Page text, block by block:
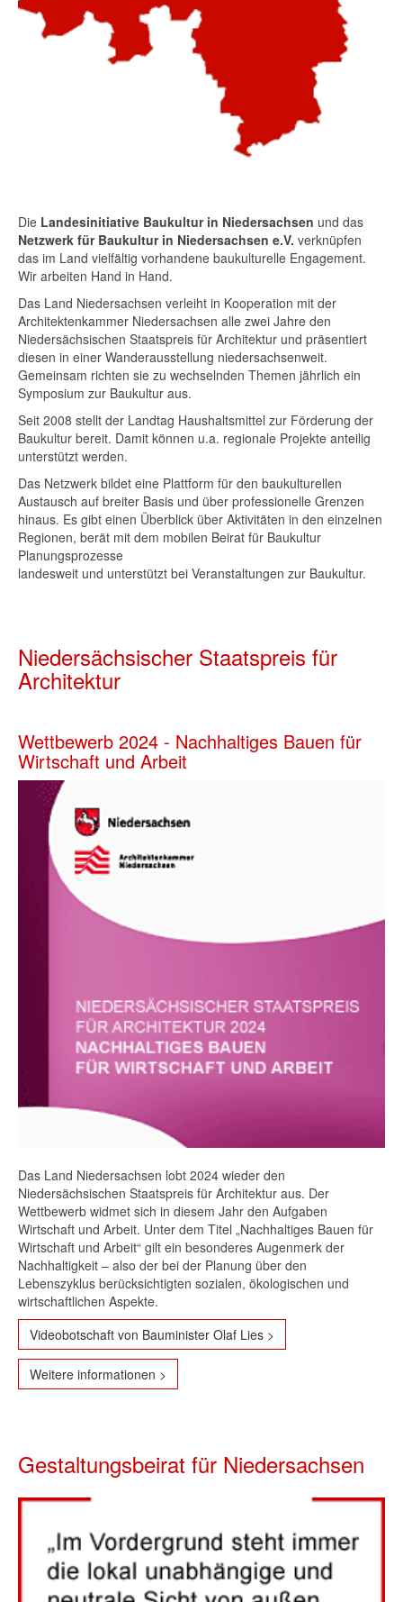
Die Landesinitiative Baukultur in Niedersachsen und das
Netzwerk für Baukultur in Niedersachsen e.V. verknüpfen
das im Land vielfältig vorhandene baukulturelle Engagement.
Wir arbeiten Hand in Hand.
Das Land Niedersachsen verleiht in Kooperation mit der
Architektenkammer Niedersachsen alle zwei Jahre den
Niedersächsischen Staatspreis für Architektur und präsentiert
diesen in einer Wanderausstellung niedersachsenweit.
Gemeinsam richten sie zu wechselnden Themen jährlich ein
Symposium zur Baukultur aus.
Seit 2008 stellt der Landtag Haushaltsmittel zur Förderung der
Baukultur bereit. Damit können u.a. regionale Projekte anteilig
unterstützt werden.
Das Netzwerk bildet eine Plattform für den baukulturellen
Austausch auf breiter Basis und über professionelle Grenzen
hinaus. Es gibt einen Überblick über Aktivitäten in den einzelnen
Regionen, berät mit dem mobilen Beirat für Baukultur
Planungsprozesse
landesweit und unterstützt bei Veranstaltungen zur Baukultur.
Niedersächsischer Staatspreis für
Architektur
Wettbewerb 2024 - Nachhaltiges Bauen für
Wirtschaft und Arbeit
Das Land Niedersachsen lobt 2024 wieder den
Niedersächsischen Staatspreis für Architektur aus. Der
Wettbewerb widmet sich in diesem Jahr den Aufgaben
Wirtschaft und Arbeit. Unter dem Titel „Nachhaltiges Bauen für
Wirtschaft und Arbeit“ gilt ein besonderes Augenmerk der
Nachhaltigkeit – also der bei der Planung über den
Lebenszyklus berücksichtigten sozialen, ökologischen und
wirtschaftlichen Aspekte.
Videobotschaft von Bauminister Olaf Lies >
Weitere informationen >
Gestaltungsbeirat für Niedersachsen